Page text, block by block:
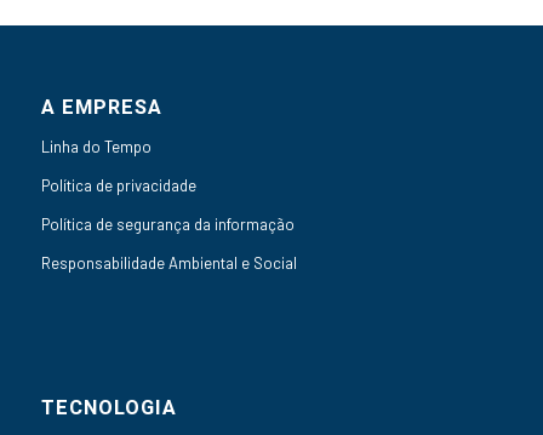
A EMPRESA
Linha do Tempo
Política de privacidade
Política de segurança da informação
Responsabilidade Ambiental e Social
TECNOLOGIA